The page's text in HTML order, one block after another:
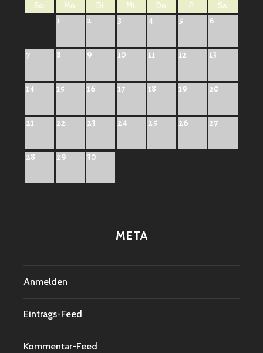
So. Mo. Di. Mi. Do. Fr. Sa.
1 2 3 4 5 6
7 8 9 10 11 12 13
14 15 16 17 18 19 20
21 22 23 24 25 26 27
28 29 30
META
Anmelden
Eintrags-Feed
Kommentar-Feed